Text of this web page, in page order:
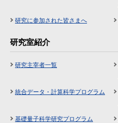
研究に参加された皆さまへ
研究室紹介
研究主宰者一覧
統合データ・計算科学プログラム
基礎量子科学研究プログラム